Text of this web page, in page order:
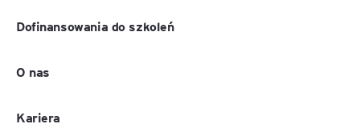
Dofinansowania do szkoleń
O nas
Kariera